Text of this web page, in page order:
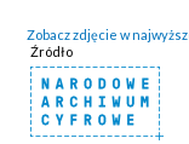
Zobacz zdjęcie w
Źródło